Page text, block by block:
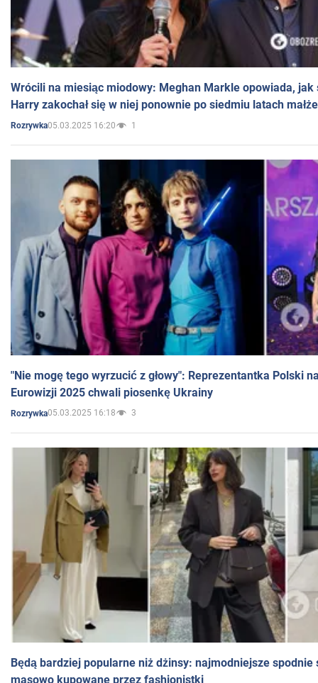
Wrócili na miesiąc miodowy: Meghan Markle opowiada, jak
Harry zakochał się w niej ponownie po siedmiu latach
Rozrywka05.03.2025 16:20 1
"Nie mogę tego wyrzucić z głowy": Reprezentantka Polski
Eurowizji 2025 chwali piosenkę Ukrainy
Rozrywka05.03.2025 16:18 3
Będą bardziej popularne niż dżinsy: najmodniejsze spodnie
masowo kupowane przez fashionistki